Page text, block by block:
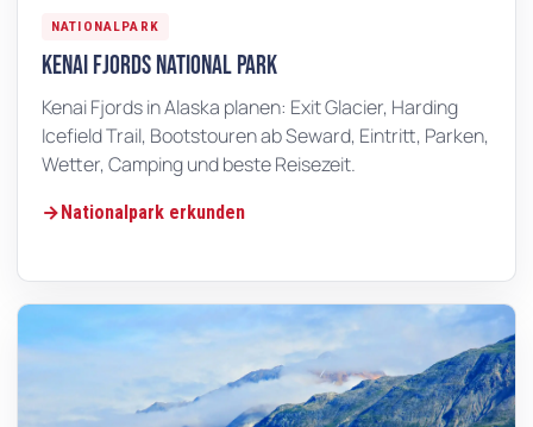
NATIONALPARK
Kenai Fjords National Park
Kenai Fjords in Alaska planen: Exit Glacier, Harding
Icefield Trail, Bootstouren ab Seward, Eintritt, Parken,
Wetter, Camping und beste Reisezeit.
Nationalpark erkunden